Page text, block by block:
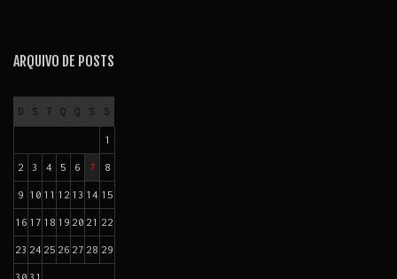
ARQUIVO DE POSTS
D S Q Q S S
1
2 3 4 5 6 7 8
9 10 11 12 13 14 15
16 17 18 19 20 21 22
23 24 25 26 27 28 29